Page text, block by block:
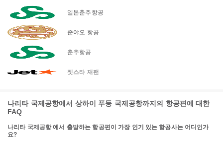
일본춘추항공
준야오 항공
춘추항공
젯스타 재팬
나리타 국제공항에서 상하이 푸둥 국제공항까지의 항공편에 대한
FAQ
나리타 국제공항 에서 출발하는 항공편이 가장 인기 있는 항공사는 어디인가
요?